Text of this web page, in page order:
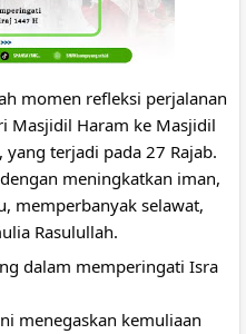
momen refleksi perjalanan
Masjidil Haram ke Masjidil
terjadi pada 27 Rajab.
meningkatkan iman,
memperbanyak selawat,
Rasulullah.
dalam memperingati Isra
menegaskan kemuliaan